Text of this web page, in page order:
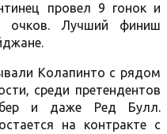
провел 9 гонок и
очков. Лучший финиш
Колапинто с рядом
среди претендентов
и даже Ред Булл.
на контракте с